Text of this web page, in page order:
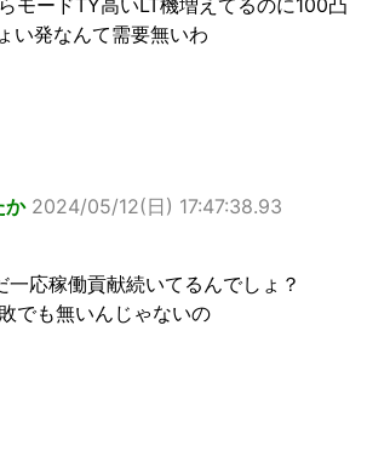
モードTY高いLT機増えてるのに100凸
い発なんて需要無いわ
か 2024/05/12(日) 17:47:38.93
一応稼働貢献続いてるんでしょ？
でも無いんじゃないの